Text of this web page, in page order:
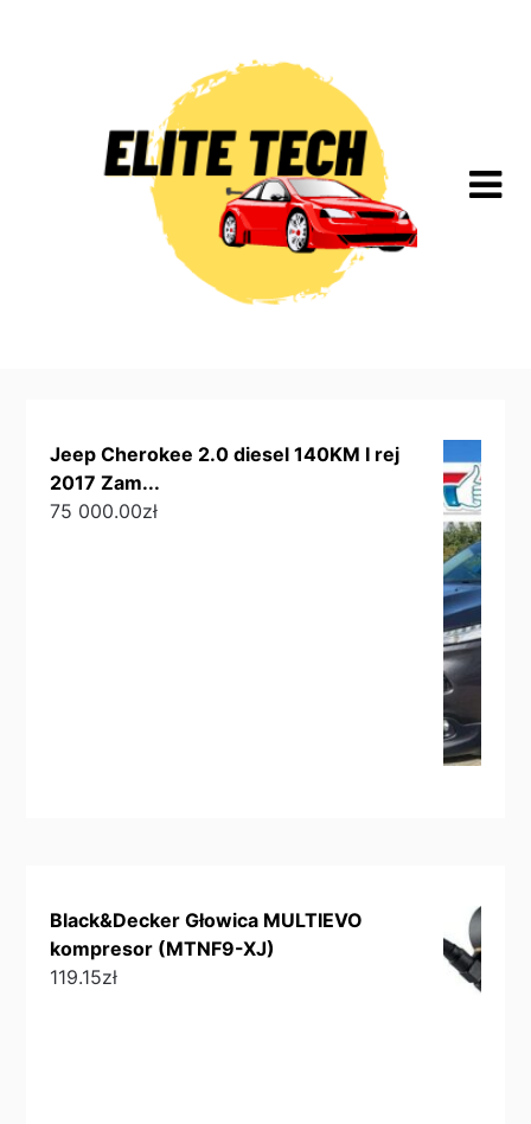
Jeep Cherokee 2.0 diesel 140KM I rej
2017 Zam...
75 000.00zł
Black&Decker Głowica MULTIEVO
kompresor (MTNF9-XJ)
119.15zł